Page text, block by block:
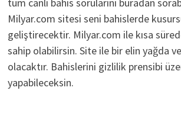
Milyar.com sitesi seni bahislerde
geliştirecektir. Milyar.com ile kısa
sahip olabilirsin. Site ile bir elin yağda
olacaktır. Bahislerini gizlilik prensibi
yapabileceksin.